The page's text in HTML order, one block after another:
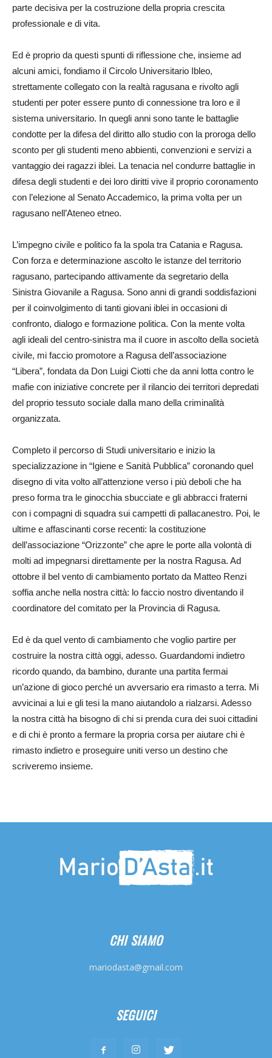
parte decisiva per la costruzione della propria crescita
professionale e di vita.
Ed è proprio da questi spunti di riflessione che, insieme ad
alcuni amici, fondiamo il Circolo Universitario Ibleo,
strettamente collegato con la realtà ragusana e rivolto agli
studenti per poter essere punto di connessione tra loro e il
sistema universitario. In quegli anni sono tante le battaglie
condotte per la difesa del diritto allo studio con la proroga dello
sconto per gli studenti meno abbienti, convenzioni e servizi a
vantaggio dei ragazzi iblei. La tenacia nel condurre battaglie in
difesa degli studenti e dei loro diritti vive il proprio coronamento
con l’elezione al Senato Accademico, la prima volta per un
ragusano nell’Ateneo etneo.
L’impegno civile e politico fa la spola tra Catania e Ragusa.
Con forza e determinazione ascolto le istanze del territorio
ragusano, partecipando attivamente da segretario della
Sinistra Giovanile a Ragusa. Sono anni di grandi soddisfazioni
per il coinvolgimento di tanti giovani iblei in occasioni di
confronto, dialogo e formazione politica. Con la mente volta
agli ideali del centro-sinistra ma il cuore in ascolto della società
civile, mi faccio promotore a Ragusa dell’associazione
“Libera”, fondata da Don Luigi Ciotti che da anni lotta contro le
mafie con iniziative concrete per il rilancio dei territori depredati
del proprio tessuto sociale dalla mano della criminalità
organizzata.
Completo il percorso di Studi universitario e inizio la
specializzazione in “Igiene e Sanità Pubblica” coronando quel
disegno di vita volto all’attenzione verso i più deboli che ha
preso forma tra le ginocchia sbucciate e gli abbracci fraterni
con i compagni di squadra sui campetti di pallacanestro. Poi, le
ultime e affascinanti corse recenti: la costituzione
dell’associazione “Orizzonte” che apre le porte alla volontà di
molti ad impegnarsi direttamente per la nostra Ragusa. Ad
ottobre il bel vento di cambiamento portato da Matteo Renzi
soffia anche nella nostra città: lo faccio nostro diventando il
coordinatore del comitato per la Provincia di Ragusa.
Ed è da quel vento di cambiamento che voglio partire per
costruire la nostra città oggi, adesso. Guardandomi indietro
ricordo quando, da bambino, durante una partita fermai
un’azione di gioco perché un avversario era rimasto a terra. Mi
avvicinai a lui e gli tesi la mano aiutandolo a rialzarsi. Adesso
la nostra città ha bisogno di chi si prenda cura dei suoi cittadini
e di chi è pronto a fermare la propria corsa per aiutare chi è
rimasto indietro e proseguire uniti verso un destino che
scriveremo insieme.
CHI SIAMO
mariodasta@gmail.com
SEGUICI